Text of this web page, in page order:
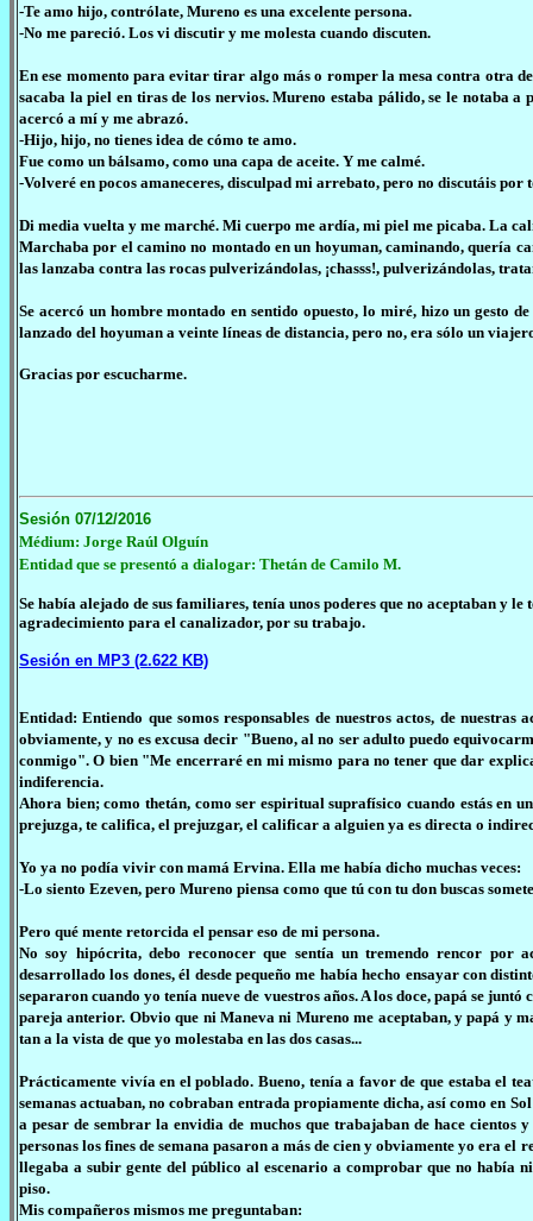
-Te amo hijo, contrólate, Mureno es una excelente persona.
-No me pareció. Los vi discutir y me molesta cuando discuten.
En ese momento para evitar tirar algo más o romper la mesa contra otra
sacaba la piel en tiras de los nervios. Mureno estaba pálido, se le notaba a
acercó a mí y me abrazó.
-Hijo, hijo, no tienes idea de cómo te amo.
Fue como un bálsamo, como una capa de aceite. Y me calmé.
-Volveré en pocos amaneceres, disculpad mi arrebato, pero no discutáis
Di media vuelta y me marché. Mi cuerpo me ardía, mi piel me picaba. La
Marchaba por el camino no montado en un hoyuman, caminando, quería
las lanzaba contra las rocas pulverizándolas, ¡chasss!, pulverizándolas,
Se acercó un hombre montado en sentido opuesto, lo miré, hizo un gesto
lanzado del hoyuman a veinte líneas de distancia, pero no, era sólo un
Gracias por escucharme.
Sesión 07/12/2016
Médium: Jorge Raúl Olguín
Entidad que se presentó a dialogar: Thetán de Camilo M.
Se había alejado de sus familiares, tenía unos poderes que no aceptaban y
agradecimiento para el canalizador, por su trabajo.
Sesión en MP3 (2.622 KB)
Entidad: Entiendo que somos responsables de nuestros actos, de
obviamente, y no es excusa decir "Bueno, al no ser adulto puedo
conmigo". O bien "Me encerraré en mi mismo para no tener que dar
indiferencia.
Ahora bien; como thetán, como ser espiritual suprafísico cuando estás en
prejuzga, te califica, el prejuzgar, el calificar a alguien ya es directa o
Yo ya no podía vivir con mamá Ervina. Ella me había dicho muchas veces:
-Lo siento Ezeven, pero Mureno piensa como que tú con tu don buscas
Pero qué mente retorcida el pensar eso de mi persona.
No soy hipócrita, debo reconocer que sentía un tremendo rencor por
desarrollado los dones, él desde pequeño me había hecho ensayar con
separaron cuando yo tenía nueve de vuestros años. A los doce, papá se
pareja anterior. Obvio que ni Maneva ni Mureno me aceptaban, y papá y
tan a la vista de que yo molestaba en las dos casas...
Prácticamente vivía en el poblado. Bueno, tenía a favor de que estaba el
semanas actuaban, no cobraban entrada propiamente dicha, así como en
a pesar de sembrar la envidia de muchos que trabajaban de hace cientos
personas los fines de semana pasaron a más de cien y obviamente yo era el
llegaba a subir gente del público al escenario a comprobar que no había
piso.
Mis compañeros mismos me preguntaban: